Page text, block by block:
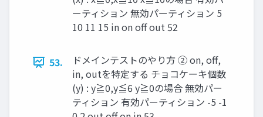
ーティション 無効パーティション 5
10 11 15 in on oﬀ out 52
53.
ドメインテストのやり方 ② on, oﬀ,
in, outを特定する チョコケーキ個数
(y) : y≧0,y≦6 y≧0の場合 無効パー
ティション 有効パーティション -5 -1